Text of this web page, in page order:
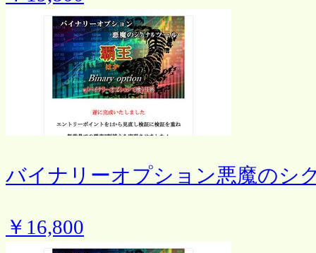
バイナリーオプション悪魔のシ
￥16,800